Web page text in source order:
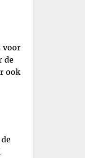
voor
de
ook